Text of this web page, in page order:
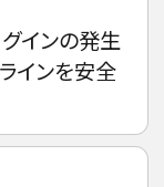
グインの発生
インを安全